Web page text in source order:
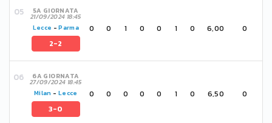
5A GIORNATA
21/09/2024 18:45
Lecce -Parma
2-2
0 0 1 0 0 1 0 6,00 0
6A GIORNATA
27/09/2024 18:45
Milan - Lecce
3-0
0 0 0 0 0 1 0 6,50 0